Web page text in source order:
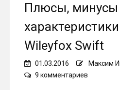
Плюсы, минусы
Wileyfox Swift
01.03.2016 Максим
9 комментариев